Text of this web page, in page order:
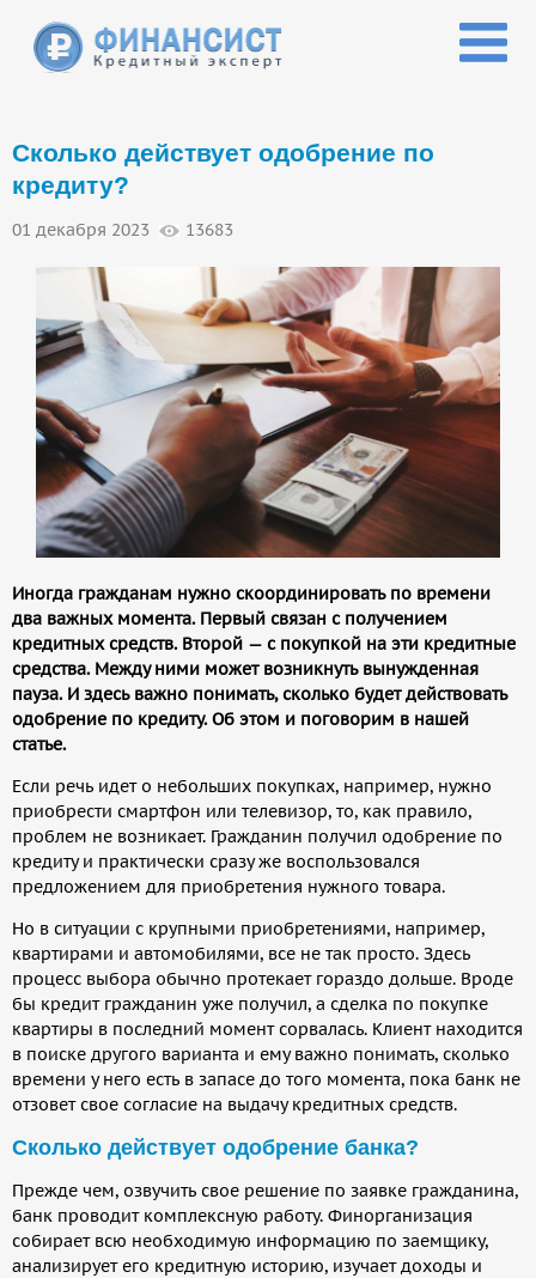
Сколько действует одобрение по
кредиту?
01 декабря 2023 13683
Иногда гражданам нужно скоординировать по времени
два важных момента. Первый связан с получением
кредитных средств. Второй — с покупкой на эти кредитные
средства. Между ними может возникнуть вынужденная
пауза. И здесь важно понимать, сколько будет действовать
одобрение по кредиту. Об этом и поговорим в нашей
статье.
Если речь идет о небольших покупках, например, нужно
приобрести смартфон или телевизор, то, как правило,
проблем не возникает. Гражданин получил одобрение по
кредиту и практически сразу же воспользовался
предложением для приобретения нужного товара.
Но в ситуации с крупными приобретениями, например,
квартирами и автомобилями, все не так просто. Здесь
процесс выбора обычно протекает гораздо дольше. Вроде
бы кредит гражданин уже получил, а сделка по покупке
квартиры в последний момент сорвалась. Клиент находится
в поиске другого варианта и ему важно понимать, сколько
времени у него есть в запасе до того момента, пока банк не
отзовет свое согласие на выдачу кредитных средств.
Сколько действует одобрение банка?
Прежде чем, озвучить свое решение по заявке гражданина,
банк проводит комплексную работу. Финорганизация
собирает всю необходимую информацию по заемщику,
анализирует его кредитную историю, изучает доходы и